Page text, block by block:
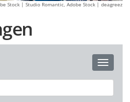
Stock | Studio Romantic, Adobe Stock | deagreez
Toggle